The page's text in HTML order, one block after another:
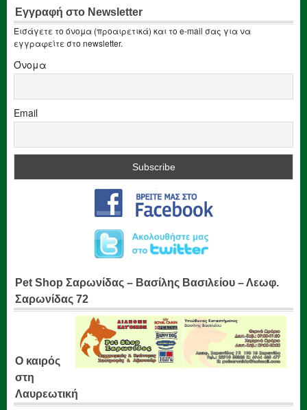
Εγγραφή στο Newsletter
Εισάγετε το όνομα (προαιρετικά) και το e-mail σας για να
εγγραφείτε στο newsletter.
Όνομα
Email
Pet Shop Σαρωνίδας – Βασίλης Βασιλείου – Λεωφ.
Σαρωνίδας 72
Ο καιρός
στη
Λαυρεωτική